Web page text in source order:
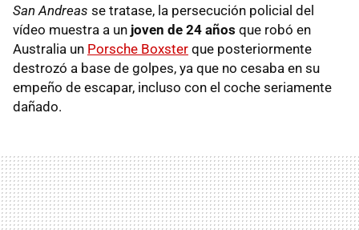
San Andreas se tratase, la persecución policial del
vídeo muestra a un joven de 24 años que robó en
Australia un Porsche Boxster que posteriormente
destrozó a base de golpes, ya que no cesaba en su
empeño de escapar, incluso con el coche seriamente
dañado.